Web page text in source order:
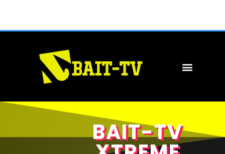
BAIT-TV